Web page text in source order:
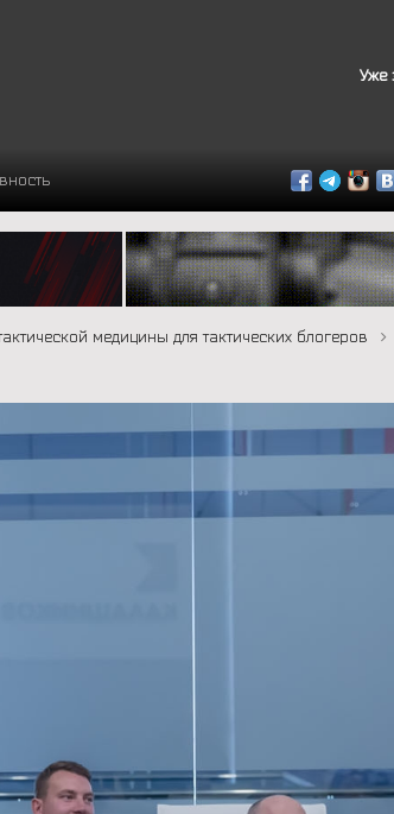
Уже
медицины для тактических блогеров